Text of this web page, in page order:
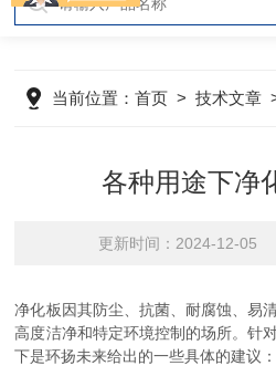
当前位置：首页 >技术文章
各种用途下净
更新时间：2024-12-05
净化板因其防尘、抗菌、耐腐蚀、易
高度洁净和特定环境控制的场所。针
下是环扬未来给出的一些具体的建议：